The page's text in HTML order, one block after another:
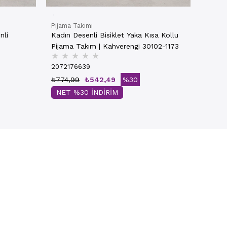
Pijama Takımı
Kadın Desenli Bisiklet Yaka Kısa Kollu
Pijama Takım | Kahverengi 30102-1173
★ ★ ★ ★ ★
2072176639
₺542,49
₺774,99
%30
NET %30 İNDİRİM